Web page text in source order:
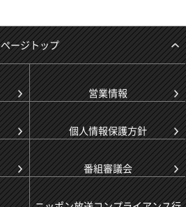
ページトップ
営業情報
個人情報保護方針
番組審議会